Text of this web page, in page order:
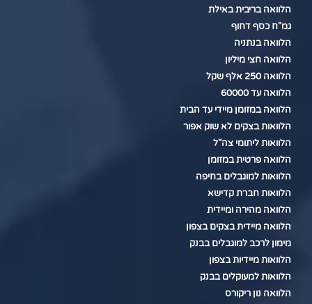
הלוואה בריבית באילת
גמ"ח כסף דחוף
הלוואה בנתניה
הלוואה חצי מיליון
הלוואה 250 אלף שקל
הלוואה עד 60000
הלוואה במזומן מיידי עד הבית
הלוואות בצקים לא שוק אפור
הלוואות ליתומי צה"ל
הלוואה פרטית במזומן
הלוואות למוגבלים בחיפה
הלוואות חברת קדישא
הלוואה מהירה ומיידית
הלוואה מיידית בצקים בצפון
מימון לרכב למוגבלים בבנק
הלוואות מיידיות בצפון
הלוואות למעוקלים בבנק
הלוואה נון ריקורס